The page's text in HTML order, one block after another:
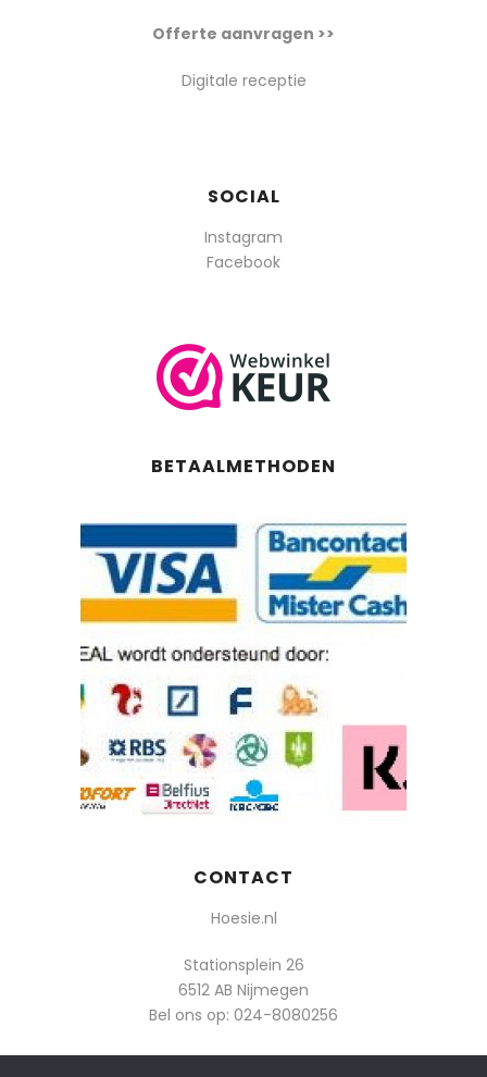
Offerte aanvragen >>
Digitale receptie
SOCIAL
Instagram
Facebook
BETAALMETHODEN
CONTACT
Hoesie.nl
Stationsplein 26
6512 AB Nijmegen
Bel ons op: 024-8080256
Of mail: info@hoesie.nl